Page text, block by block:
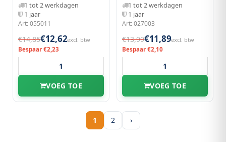
1 tot 2 werkdagen
1 jaar
Art: 055011
€14,85€12,62excl. btw
Bespaar €2,23
VOEG TOE
1 tot 2 werkdagen
1 jaar
Art: 027003
€13,99€11,89excl. btw
Bespaar €2,10
VOEG TOE
1 2 ›